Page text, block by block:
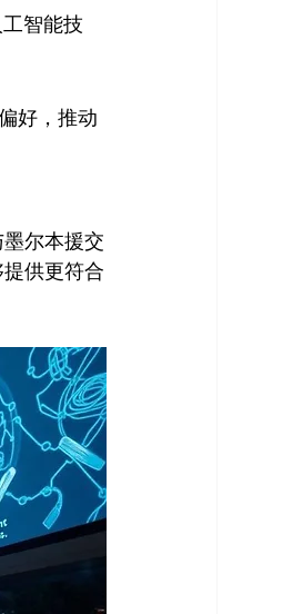
智能技
好，推动
尔本援交
供更符合